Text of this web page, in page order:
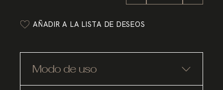
AÑADIR A LA LISTA DE DESEOS
Modo de uso